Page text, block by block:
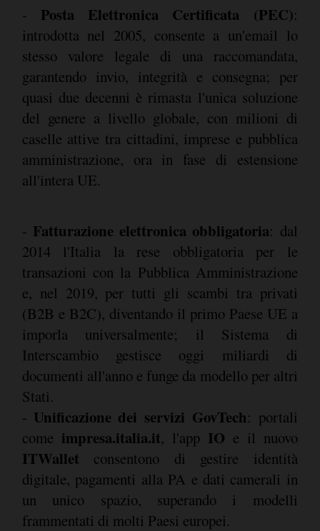
- Posta Elettronica Certificata (PEC):
introdotta nel 2005, consente a un'email lo
stesso valore legale di una raccomandata,
garantendo invio, integrità e consegna; per
quasi due decenni è rimasta l'unica soluzione
del genere a livello globale, con milioni di
caselle attive tra cittadini, imprese e pubblica
amministrazione, ora in fase di estensione
all'intera UE.
- Fatturazione elettronica obbligatoria: dal
2014 l'Italia la rese obbligatoria per le
transazioni con la Pubblica Amministrazione
e, nel 2019, per tutti gli scambi tra privati
(B2B e B2C), diventando il primo Paese UE a
imporla universalmente; il Sistema di
Interscambio gestisce oggi miliardi di
documenti all'anno e funge da modello per altri
Stati.
- Unificazione dei servizi GovTech: portali
come impresa.italia.it, l'app IO e il nuovo
ITWallet consentono di gestire identità
digitale, pagamenti alla PA e dati camerali in
un unico spazio, superando i modelli
frammentati di molti Paesi europei.